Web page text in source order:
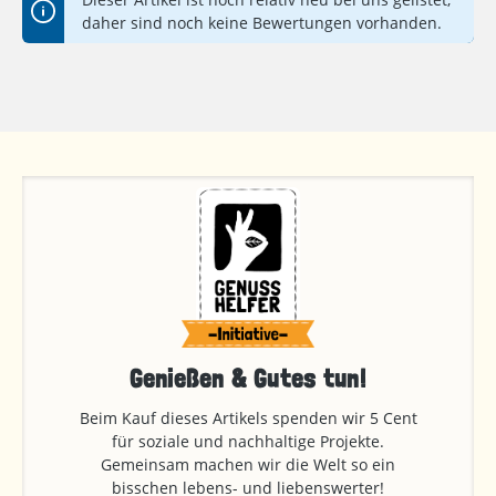
daher sind noch keine Bewertungen vorhanden.
Genießen & Gutes tun!
Beim Kauf dieses Artikels spenden wir 5 Cent
für soziale und nachhaltige Projekte.
Gemeinsam machen wir die Welt so ein
bisschen lebens- und liebenswerter!